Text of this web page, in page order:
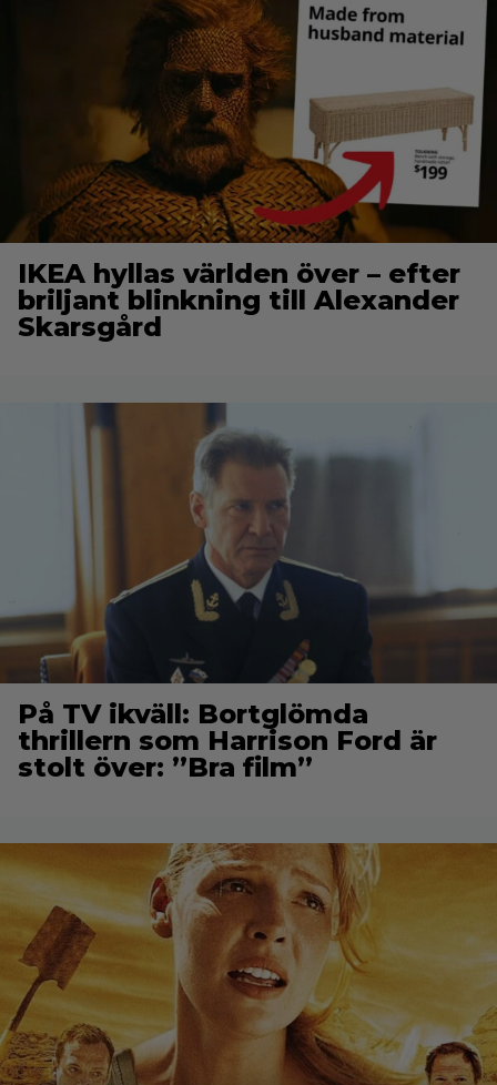
IKEA hyllas världen över – efter
briljant blinkning till Alexander
Skarsgård
På TV ikväll: Bortglömda
thrillern som Harrison Ford är
stolt över: ”Bra film”